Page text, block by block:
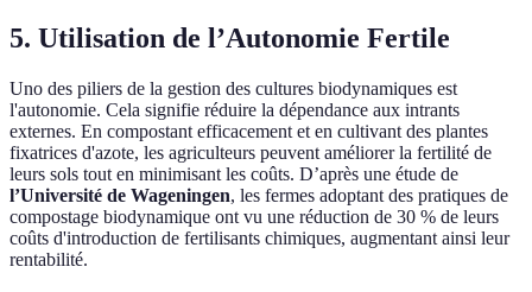
5. Utilisation de l’Autonomie Fertile
Uno des piliers de la gestion des cultures biodynamiques est
l'autonomie. Cela signifie réduire la dépendance aux intrants
externes. En compostant efficacement et en cultivant des plantes
fixatrices d'azote, les agriculteurs peuvent améliorer la fertilité de
leurs sols tout en minimisant les coûts. D’après une étude de
l’Université de Wageningen, les fermes adoptant des pratiques de
compostage biodynamique ont vu une réduction de 30 % de leurs
coûts d'introduction de fertilisants chimiques, augmentant ainsi leur
rentabilité.